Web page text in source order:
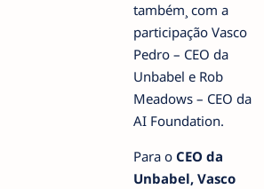
também¸ com a
participação Vasco
Pedro – CEO da
Unbabel e Rob
Meadows – CEO da
AI Foundation.
Para o CEO da
Unbabel, Vasco